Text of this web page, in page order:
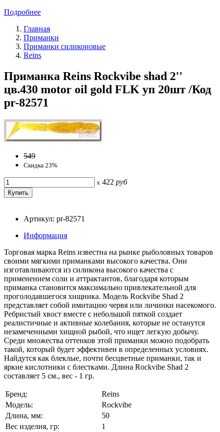
Подробнее
Главная
Приманки
Приманки силиконовые
Reins
Приманка Reins Rockvibe shad 2''
цв.430 motor oil gold FLK уп 20шт /Код
pr-82571
549
Скидка 23%
x 422 руб
Артикул: pr-82571
Информация
Торговая марка Reins известна на рынке рыболовных товаров
своими мягкими приманками высокого качества. Они
изготавливаются из силикона высокого качества с
применением соли и аттрактантов, благодаря которым
приманка становится максимально привлекательной для
проголодавшегося хищника. Модель Rockvibe Shad 2
представляет собой имитацию червя или личинки насекомого.
Ребристый хвост вместе с небольшой пяткой создает
реалистичные и активные колебания, которые не останутся
незамеченными хищной рыбой, что ищет легкую добычу.
Среди множества оттенков этой приманки можно подобрать
такой, который будет эффективен в определенных условиях.
Найдутся как блеклые, почти бесцветные приманки, так и
яркие кислотники с блестками. Длина Rockvibe Shad 2
составляет 5 см., вес - 1 гр.
Бренд:
Reins
Модель:
Rockvibe
Длина, мм:
50
Вес изделия, гр:
1